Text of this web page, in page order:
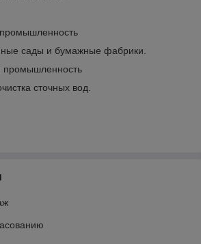
сады и бумажные фабрики.
сточных вод.